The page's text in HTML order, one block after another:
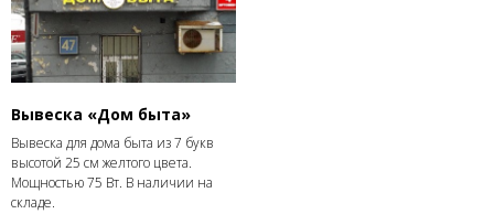
Вывеска «Дом быта»
Вывеска для дома быта из 7 букв
высотой 25 см желтого цвета.
Мощностью 75 Вт. В наличии на
складе.